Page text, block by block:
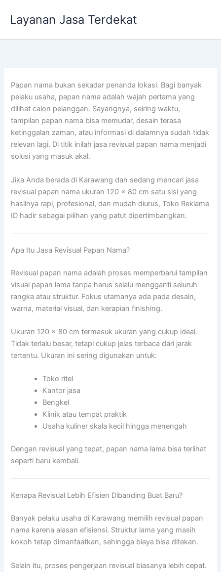
Layanan Jasa Terdekat
Papan nama bukan sekadar penanda lokasi. Bagi banyak
pelaku usaha, papan nama adalah wajah pertama yang
dilihat calon pelanggan. Sayangnya, seiring waktu,
tampilan papan nama bisa memudar, desain terasa
ketinggalan zaman, atau informasi di dalamnya sudah tidak
relevan lagi. Di titik inilah jasa revisual papan nama menjadi
solusi yang masuk akal.
Jika Anda berada di Karawang dan sedang mencari jasa
revisual papan nama ukuran 120 x 80 cm satu sisi yang
hasilnya rapi, profesional, dan mudah diurus, Toko Reklame
ID hadir sebagai pilihan yang patut dipertimbangkan.
Apa Itu Jasa Revisual Papan Nama?
Revisual papan nama adalah proses memperbarui tampilan
visual papan lama tanpa harus selalu mengganti seluruh
rangka atau struktur. Fokus utamanya ada pada desain,
warna, material visual, dan kerapian finishing.
Ukuran 120 x 80 cm termasuk ukuran yang cukup ideal.
Tidak terlalu besar, tetapi cukup jelas terbaca dari jarak
tertentu. Ukuran ini sering digunakan untuk:
Toko ritel
Kantor jasa
Bengkel
Klinik atau tempat praktik
Usaha kuliner skala kecil hingga menengah
Dengan revisual yang tepat, papan nama lama bisa terlihat
seperti baru kembali.
Kenapa Revisual Lebih Efisien Dibanding Buat Baru?
Banyak pelaku usaha di Karawang memilih revisual papan
nama karena alasan efisiensi. Struktur lama yang masih
kokoh tetap dimanfaatkan, sehingga biaya bisa ditekan.
Selain itu, proses pengerjaan revisual biasanya lebih cepat.